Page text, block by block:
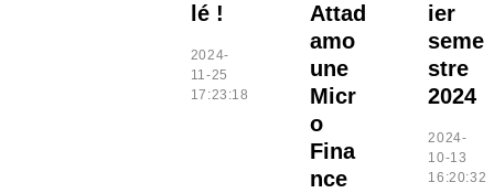
lé !
2024-
11-25
17:23:18
Attad
amo
une
Micr
o
Fina
nce
ier
seme
stre
2024
2024-
10-13
16:20:32